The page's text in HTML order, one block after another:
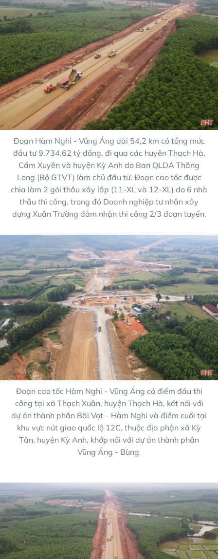
Đoạn Hàm Nghi - Vũng Áng dài 54,2 km có tổng mức
đầu tư 9.734,62 tỷ đồng, đi qua các huyện Thạch Hà,
Cẩm Xuyên và huyện Kỳ Anh do Ban QLDA Thăng
Long (Bộ GTVT) làm chủ đầu tư. Đoạn cao tốc được
chia làm 2 gói thầu xây lắp (11-XL và 12-XL) do 6 nhà
thầu thi công, trong đó Doanh nghiệp tư nhân xây
dựng Xuân Trường đảm nhận thi công 2/3 đoạn tuyến.
Đoạn cao tốc Hàm Nghi - Vũng Áng có điểm đầu thi
công tại xã Thạch Xuân, huyện Thạch Hà, kết nối với
dự án thành phần Bãi Vọt – Hàm Nghi và điểm cuối tại
khu vực nút giao quốc lộ 12C, thuộc địa phận xã Kỳ
Tân, huyện Kỳ Anh, khớp nối với dự án thành phần
Vũng Áng - Bùng.